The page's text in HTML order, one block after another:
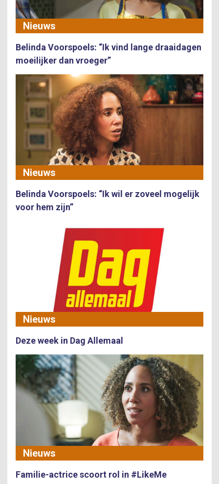
Nieuws
Belinda Voorspoels: “Ik vind lange draaidagen
moeilijker dan vroeger”
Nieuws
Belinda Voorspoels: “Ik wil er zoveel mogelijk
voor hem zijn”
Nieuws
Deze week in Dag Allemaal
Nieuws
Familie-actrice scoort rol in #LikeMe